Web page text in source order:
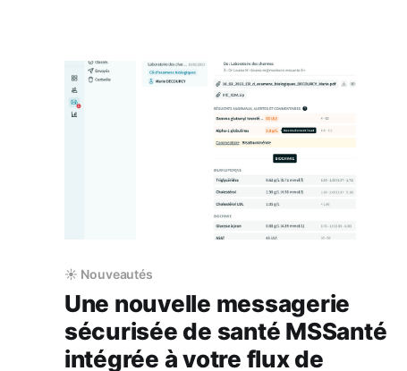
☀️ Nouveautés
Une nouvelle messagerie
sécurisée de santé MSSanté
intégrée à votre flux de